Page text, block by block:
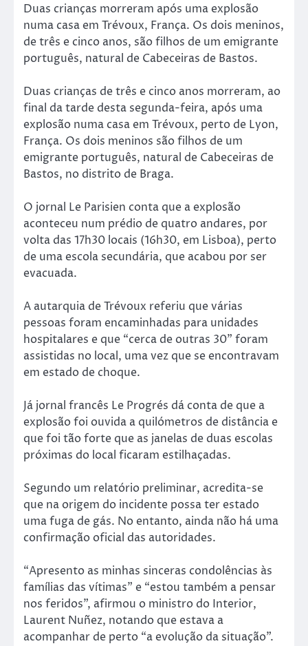
Duas crianças morreram após uma explosão
numa casa em Trévoux, França. Os dois meninos,
de três e cinco anos, são filhos de um emigrante
português, natural de Cabeceiras de Bastos.
Duas crianças de três e cinco anos morreram, ao
final da tarde desta segunda-feira, após uma
explosão numa casa em Trévoux, perto de Lyon,
França. Os dois meninos são filhos de um
emigrante português, natural de Cabeceiras de
Bastos, no distrito de Braga.
O jornal Le Parisien conta que a explosão
aconteceu num prédio de quatro andares, por
volta das 17h30 locais (16h30, em Lisboa), perto
de uma escola secundária, que acabou por ser
evacuada.
A autarquia de Trévoux referiu que várias
pessoas foram encaminhadas para unidades
hospitalares e que “cerca de outras 30” foram
assistidas no local, uma vez que se encontravam
em estado de choque.
Já jornal francês Le Progrés dá conta de que a
explosão foi ouvida a quilómetros de distância e
que foi tão forte que as janelas de duas escolas
próximas do local ficaram estilhaçadas.
Segundo um relatório preliminar, acredita-se
que na origem do incidente possa ter estado
uma fuga de gás. No entanto, ainda não há uma
confirmação oficial das autoridades.
“Apresento as minhas sinceras condolências às
famílias das vítimas” e “estou também a pensar
nos feridos”, afirmou o ministro do Interior,
Laurent Nuñez, notando que estava a
acompanhar de perto “a evolução da situação”.